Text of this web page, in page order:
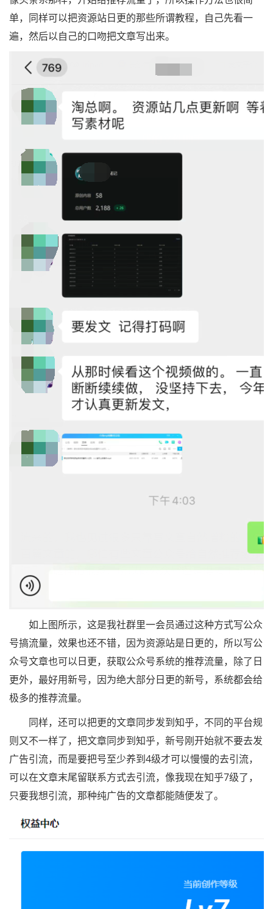
单，同样可以把资源站日更的那些所谓教程，自己先看一
遍，然后以自己的口吻把文章写出来。
如上图所示，这是我社群里一会员通过这种方式写公众
号搞流量，效果也还不错，因为资源站是日更的，所以写公
众号文章也可以日更，获取公众号系统的推荐流量，除了日
更外，最好用新号，因为绝大部分日更的新号，系统都会给
极多的推荐流量。
同样，还可以把更的文章同步发到知乎，不同的平台规
则又不一样了，把文章同步到知乎，新号刚开始就不要去发
广告引流，而是要把号至少养到4级才可以慢慢的去引流，
可以在文章末尾留联系方式去引流，像我现在知乎7级了，
只要我想引流，那种纯广告的文章都能随便发了。